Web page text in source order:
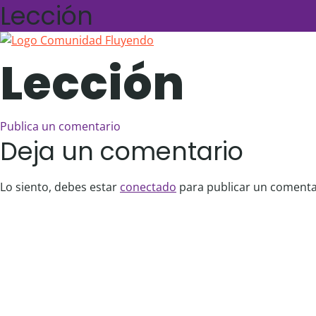
Lección
Lección
Publica un comentario
Deja un comentario
Lo siento, debes estar conectado para publicar un